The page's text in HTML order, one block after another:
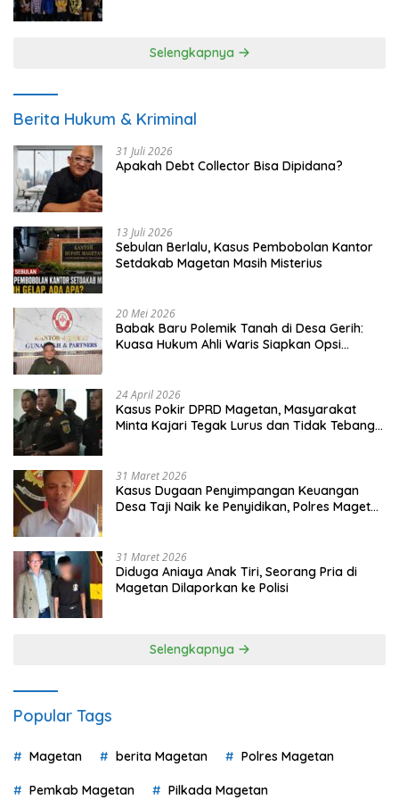
Selengkapnya
Berita Hukum & Kriminal
31 Juli 2026
Apakah Debt Collector Bisa Dipidana?
13 Juli 2026
Sebulan Berlalu, Kasus Pembobolan Kantor
Setdakab Magetan Masih Misterius
20 Mei 2026
Babak Baru Polemik Tanah di Desa Gerih:
Kuasa Hukum Ahli Waris Siapkan Opsi
24 April 2026
Kasus Pokir DPRD Magetan, Masyarakat
Minta Kajari Tegak Lurus dan Tidak Tebang
31 Maret 2026
Kasus Dugaan Penyimpangan Keuangan
Desa Taji Naik ke Penyidikan, Polres Magetan
31 Maret 2026
Diduga Aniaya Anak Tiri, Seorang Pria di
Magetan Dilaporkan ke Polisi
Selengkapnya
Popular Tags
Magetan berita Magetan Polres Magetan
Pemkab Magetan Pilkada Magetan